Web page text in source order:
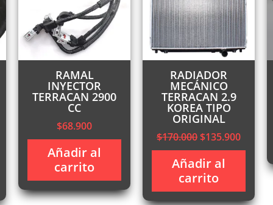
RAMAL
INYECTOR
TERRACAN 2900
CC
$68.900
Añadir al
carrito
RADIADOR
MECÁNICO
TERRACAN 2.9
KOREA TIPO
ORIGINAL
$170.000El
precio
original
era:
$170.000.
$135.900El
precio
actual
Añadir al
carrito